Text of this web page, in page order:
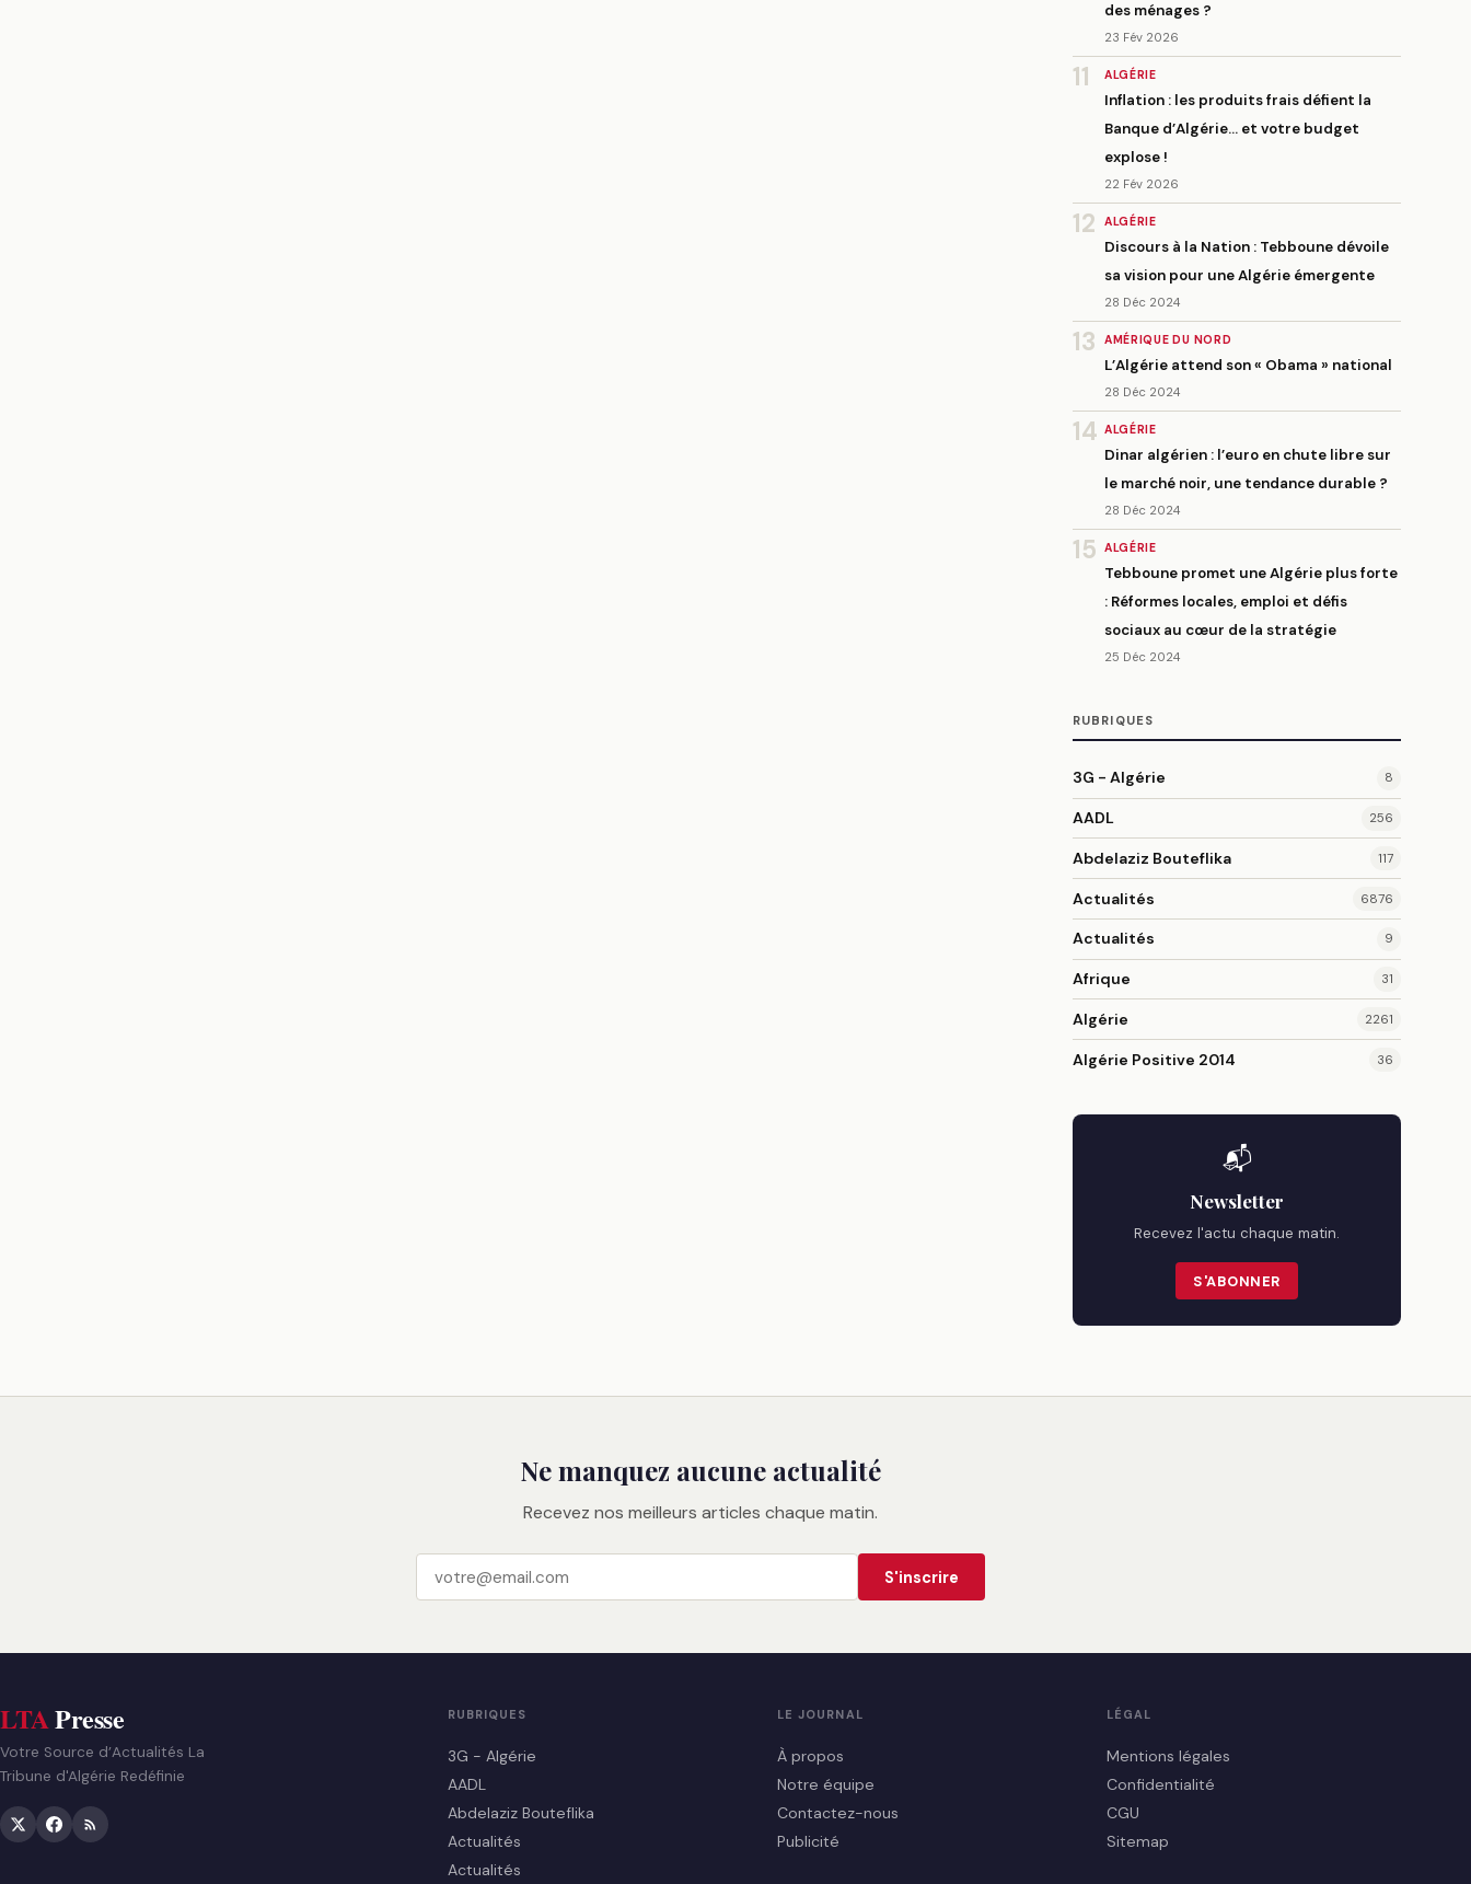
des ménages ?
23 Fév 2026
11 ALGÉRIE
Inflation : les produits frais défient la
Banque d’Algérie… et votre budget
explose !
22 Fév 2026
12 ALGÉRIE
Discours à la Nation : Tebboune dévoile
sa vision pour une Algérie émergente
28 Déc 2024
13 AMÉRIQUE DU NORD
L’Algérie attend son « Obama » national
28 Déc 2024
14 ALGÉRIE
Dinar algérien : l’euro en chute libre sur
le marché noir, une tendance durable ?
28 Déc 2024
15 ALGÉRIE
Tebboune promet une Algérie plus forte
: Réformes locales, emploi et défis
sociaux au cœur de la stratégie
25 Déc 2024
RUBRIQUES
3G - Algérie 8
AADL 256
Abdelaziz Bouteflika 117
Actualités 6876
Actualités 9
Afrique 31
Algérie 2261
Algérie Positive 2014 36
📬
Newsletter
Recevez l'actu chaque matin.
S'ABONNER
Ne manquez aucune actualité
Recevez nos meilleurs articles chaque matin.
S'inscrire
LTAPresse
Votre Source d’Actualités La
Tribune d'Algérie Redéfinie
RUBRIQUES
3G - Algérie
AADL
Abdelaziz Bouteflika
Actualités
Actualités
LE JOURNAL
À propos
Notre équipe
Contactez-nous
Publicité
LÉGAL
Mentions légales
Confidentialité
CGU
Sitemap